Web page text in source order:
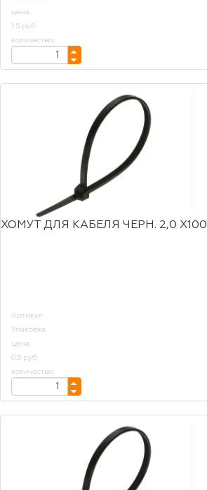
цена:
1.5 руб.
количество:
ХОМУТ ДЛЯ КАБЕЛЯ ЧЕРН. 2,0 Х100
Артикул
Упаковка
цена:
0.5 руб.
количество: